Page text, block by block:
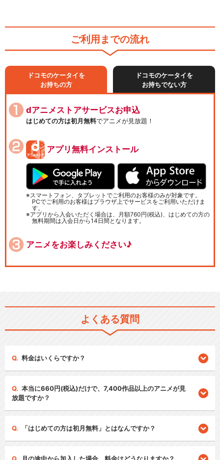
ご利用までの流れ
ドコモのケータイを
お持ちの方
ドコモのケータイを
お持ちでない方
dアニメストアサービスお申込
はじめての方は初月無料でアニメが見放題！
アプリ無料インストール
スマートフォン、タブレットでご利用のお客様のみが対象です。
PCでご利用のお客様はブラウザ上でサービスをご利用いただけま
す。
アプリから入会いただく場合は、月額760円(税込)、はじめての方の
無料期間は入会日から14日間となります。
アニメをお楽しみください♪
よくある質問
料金はいくらですか？
本当に660円(税込)だけで、7,400作品以上のアニメが見
放題ですか？
「はじめての方は初月無料」とはなんですか？